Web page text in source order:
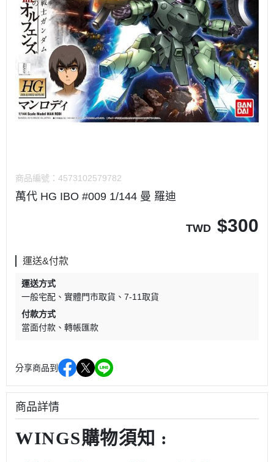
商品編號： 4573102579782
萬代 HG IBO #009 1/144 曼 羅迪
TWD $300
運送&付款
運送方式
一般宅配
實體門市取貨
7-11取貨
付款方式
當面付款
轉帳匯款
分享商品到
商品詳情
WINGS購物須知 :